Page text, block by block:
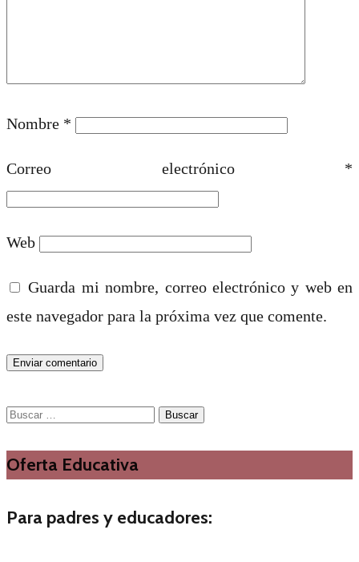
Nombre *
Correo electrónico *
Web
Guarda mi nombre, correo electrónico y web en
este navegador para la próxima vez que comente.
Buscar:
Oferta Educativa
Para padres y educadores: